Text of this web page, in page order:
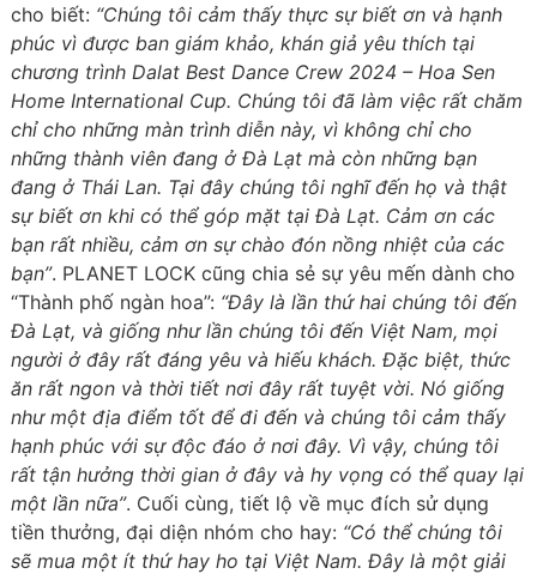
cho biết: “Chúng tôi cảm thấy thực sự biết ơn và hạnh
phúc vì được ban giám khảo, khán giả yêu thích tại
chương trình Dalat Best Dance Crew 2024 – Hoa Sen
Home International Cup. Chúng tôi đã làm việc rất chăm
chỉ cho những màn trình diễn này, vì không chỉ cho
những thành viên đang ở Đà Lạt mà còn những bạn
đang ở Thái Lan. Tại đây chúng tôi nghĩ đến họ và thật
sự biết ơn khi có thể góp mặt tại Đà Lạt. Cảm ơn các
bạn rất nhiều, cảm ơn sự chào đón nồng nhiệt của các
bạn”. PLANET LOCK cũng chia sẻ sự yêu mến dành cho
“Thành phố ngàn hoa”: “Đây là lần thứ hai chúng tôi đến
Đà Lạt, và giống như lần chúng tôi đến Việt Nam, mọi
người ở đây rất đáng yêu và hiếu khách. Đặc biệt, thức
ăn rất ngon và thời tiết nơi đây rất tuyệt vời. Nó giống
như một địa điểm tốt để đi đến và chúng tôi cảm thấy
hạnh phúc với sự độc đáo ở nơi đây. Vì vậy, chúng tôi
rất tận hưởng thời gian ở đây và hy vọng có thể quay lại
một lần nữa”. Cuối cùng, tiết lộ về mục đích sử dụng
tiền thưởng, đại diện nhóm cho hay: “Có thể chúng tôi
sẽ mua một ít thứ hay ho tại Việt Nam. Đây là một giải